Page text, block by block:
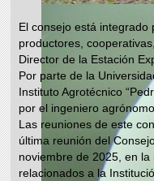
El consejo está
productores,
Director de la Estación
Por parte de la
Instituto Agrotécnico
por el ingeniero
Las reuniones de este
última reunión del
noviembre de 2025, en
relacionados a la